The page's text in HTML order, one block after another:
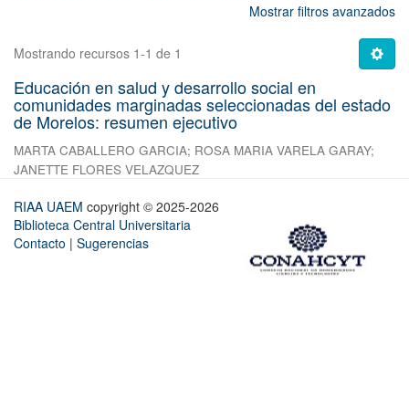
Mostrar filtros avanzados
Mostrando recursos 1-1 de 1
Educación en salud y desarrollo social en
comunidades marginadas seleccionadas del estado
de Morelos: resumen ejecutivo
MARTA CABALLERO GARCIA; ROSA MARIA VARELA GARAY;
JANETTE FLORES VELAZQUEZ
RIAA UAEM copyright © 2025-2026
Biblioteca Central Universitaria
Contacto | Sugerencias